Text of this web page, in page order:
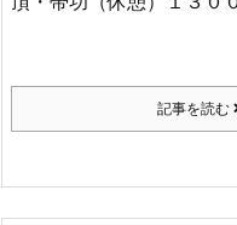
記事を読む